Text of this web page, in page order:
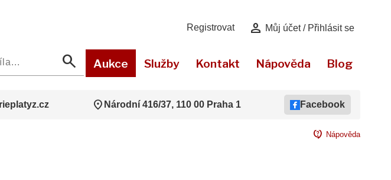
Registrovat person Můj účet / Přihlásit se
search Aukce Služby Kontakt Nápověda Blog
location_on Národní 416/37, 110 00 Praha 1 Facebook
contact_support Nápověda